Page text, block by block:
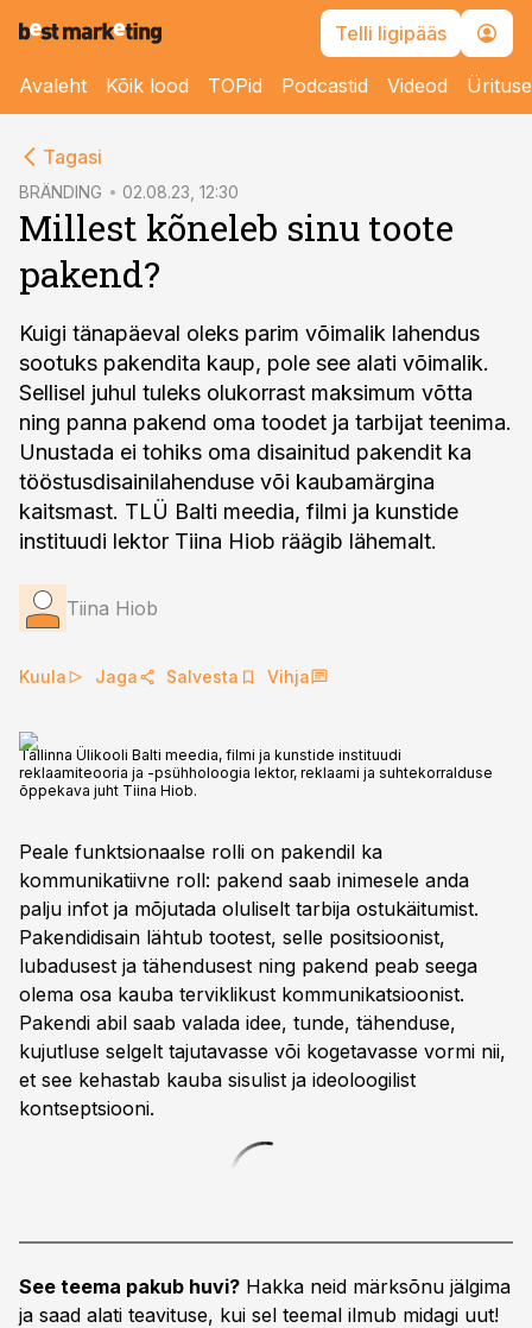
Telli ligipääs
Avaleht Kõik lood TOPid Podcastid Videod
Tagasi
BRÄNDING 02.08.23, 12:30
Millest kõneleb sinu toote
pakend?
Kuigi tänapäeval oleks parim võimalik lahendus
sootuks pakendita kaup, pole see alati võimalik.
Sellisel juhul tuleks olukorrast maksimum võtta
ning panna pakend oma toodet ja tarbijat teenima.
Unustada ei tohiks oma disainitud pakendit ka
tööstusdisainilahenduse või kaubamärgina
kaitsmast. TLÜ Balti meedia, filmi ja kunstide
instituudi lektor Tiina Hiob räägib lähemalt.
Tiina Hiob
Kuula Jaga Salvesta Vihja
Tallinna Ülikooli Balti meedia, filmi ja kunstide instituudi
reklaamiteooria ja -psühholoogia lektor, reklaami ja suhtekorralduse
õppekava juht Tiina Hiob.
Peale funktsionaalse rolli on pakendil ka
kommunikatiivne roll: pakend saab inimesele anda
palju infot ja mõjutada oluliselt tarbija ostukäitumist.
Pakendidisain lähtub tootest, selle positsioonist,
lubadusest ja tähendusest ning pakend peab seega
olema osa kauba terviklikust kommunikatsioonist.
Pakendi abil saab valada idee, tunde, tähenduse,
kujutluse selgelt tajutavasse või kogetavasse vormi nii,
et see kehastab kauba sisulist ja ideoloogilist
kontseptsiooni.
See teema pakub huvi? Hakka neid märksõnu jälgima
ja saad alati teavituse, kui sel teemal ilmub midagi uut!